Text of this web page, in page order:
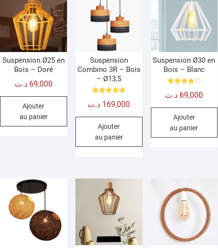
Suspension Ø25 en
Bois – Doré
69,000 د.ت
Ajouter
au panier
Suspension
Combino 3R – Bois
– Ø13,5
4.80
169,000 د.ت
Ajouter
au panier
Suspension Ø30 en
Bois – Blanc
4.0069,000 د.ت
Ajouter
au panier